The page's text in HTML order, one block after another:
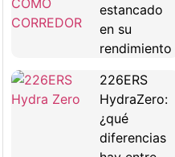
estancado
en su
rendimiento
226ERS
HydraZero:
¿qué
diferencias